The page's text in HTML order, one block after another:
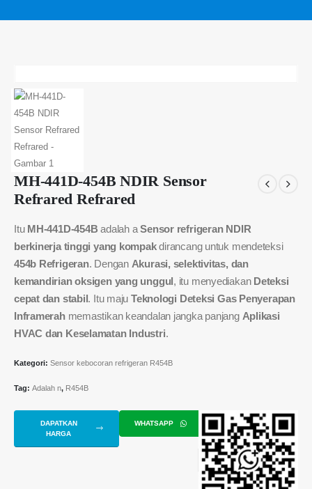
MH-441D-454B NDIR Sensor
Refrared Refrared
Itu MH-441D-454B adalah aSensor refrigeran NDIR
berkinerja tinggi yang kompakdirancang untuk mendeteksi
454b Refrigeran. Dengan Akurasi, selektivitas, dan
kemandirian oksigen yang unggul , itu menyediakan Deteksi
cepat dan stabil . Itu maju Teknologi Deteksi Gas Penyerapan
Inframerahmemastikan keandalan jangka panjang Aplikasi
HVAC dan Keselamatan Industri.
Kategori: Sensor kebocoran refrigeran R454B
Tag: Adalah n, R454B
DAPATKAN
HARGA
WHATSAPP